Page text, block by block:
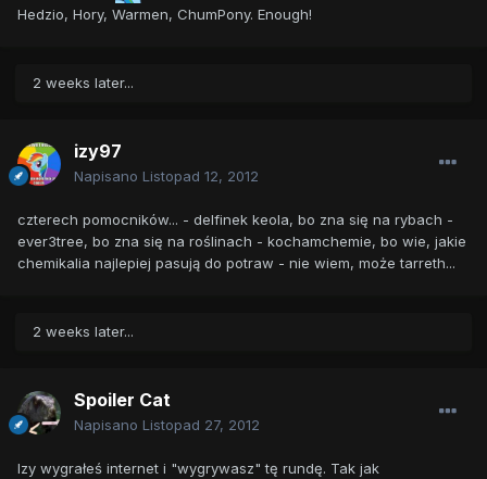
Hedzio, Hory, Warmen, ChumPony. Enough!
2 weeks later...
izy97
Napisano Listopad 12, 2012
czterech pomocników... - delfinek keola, bo zna się na rybach -
ever3tree, bo zna się na roślinach - kochamchemie, bo wie, jakie
chemikalia najlepiej pasują do potraw - nie wiem, może tarreth...
2 weeks later...
Spoiler Cat
Napisano Listopad 27, 2012
Izy wygrałeś internet i "wygrywasz" tę rundę. Tak jak